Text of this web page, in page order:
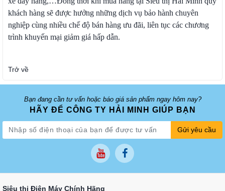
khách hàng sẽ được hưởng những dịch vụ bảo hành chuyên
nghiệp cùng nhiều chế độ bán hàng ưu đãi, liên tục các chương
trình khuyến mại giảm giá hấp dẫn.
Trở về
Bạn đang cần tư vấn hoặc báo giá sản phẩm ngay hôm nay?
HÃY ĐỂ CÔNG TY HẢI MINH GIÚP BẠN
Gửi yêu cầu
Siêu thị Điện Máy Chính Hãng